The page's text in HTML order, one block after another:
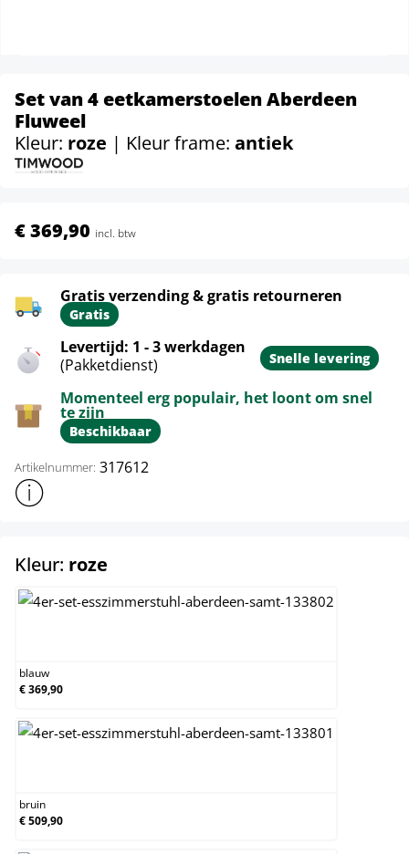
Set van 4 eetkamerstoelen Aberdeen
Fluweel
Kleur: roze | Kleur frame: antiek
€ 369,90 incl. btw
Gratis verzending & gratis retourneren
Gratis
Levertijd: 1 - 3 werkdagen
(Pakketdienst)
Snelle levering
Momenteel erg populair, het loont om snel
te zijn
Beschikbaar
Artikelnummer: 317612
Toon meer productinformatie
Kleur: roze
blauw
€ 369,90
bruin
€ 509,90